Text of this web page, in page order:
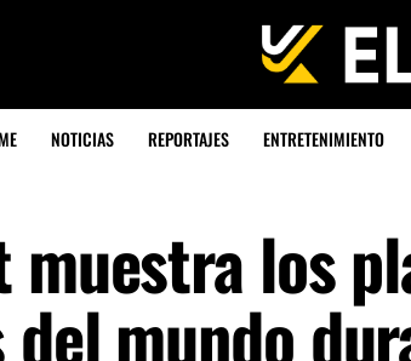
NOTICIAS REPORTAJES ENTRETENIMIENTO
muestra los
del mundo